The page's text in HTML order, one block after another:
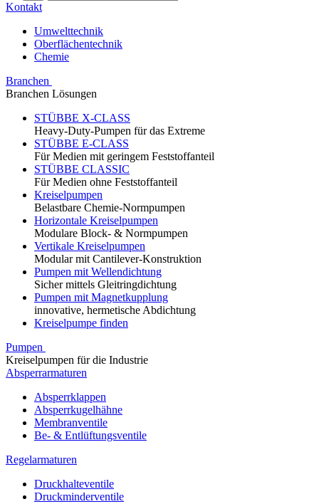
Kontakt
Umwelttechnik
Oberflächentechnik
Chemie
Branchen
Branchen Lösungen
STÜBBE X-CLASS
Heavy-Duty-Pumpen für das Extreme
STÜBBE E-CLASS
Für Medien mit geringem Feststoffanteil
STÜBBE CLASSIC
Für Medien ohne Feststoffanteil
Kreiselpumpen
Belastbare Chemie-Normpumpen
Horizontale Kreiselpumpen
Modulare Block- & Normpumpen
Vertikale Kreiselpumpen
Modular mit Cantilever-Konstruktion
Pumpen mit Wellendichtung
Sicher mittels Gleitringdichtung
Pumpen mit Magnetkupplung
innovative, hermetische Abdichtung
Kreiselpumpe finden
Pumpen
Kreiselpumpen für die Industrie
Absperrarmaturen
Absperrklappen
Absperrkugelhähne
Membranventile
Be- & Entlüftungsventile
Regelarmaturen
Druckhalteventile
Druckminderventile